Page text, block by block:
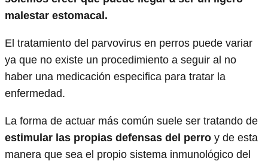
malestar estomacal.
El tratamiento del parvovirus en perros puede variar
ya que no existe un procedimiento a seguir al no
haber una medicación especifica para tratar la
enfermedad.
La forma de actuar más común suele ser tratando de
estimular las propias defensas del perro y de esta
manera que sea el propio sistema inmunológico del